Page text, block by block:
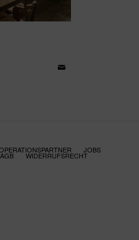
JOBS
AGB WIDERRUFSRECHT